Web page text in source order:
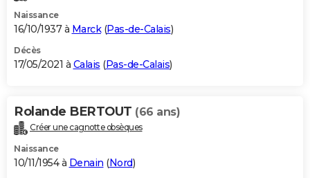
Naissance
16/10/1937 à Marck(Pas-de-Calais)
Décès
17/05/2021 à Calais (Pas-de-Calais)
Rolande BERTOUT (66 ans)
Créer une cagnotte obsèques
Naissance
10/11/1954 à Denain (Nord)